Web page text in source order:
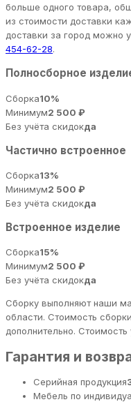
больше одного товара,
из стоимости доставки
доставки за город можно
454-62-28.
Полносборное
Сборка10%
Минимум2 500 ₽
Без учёта скидокда
Частично встроенное
Сборка13%
Минимум2 500 ₽
Без учёта скидокда
Встроенное изделие
Сборка15%
Минимум2 500 ₽
Без учёта скидокда
Сборку выполняют наши
области. Стоимость
дополнительно.
Гарантия и
Серийная продукция
Мебель по